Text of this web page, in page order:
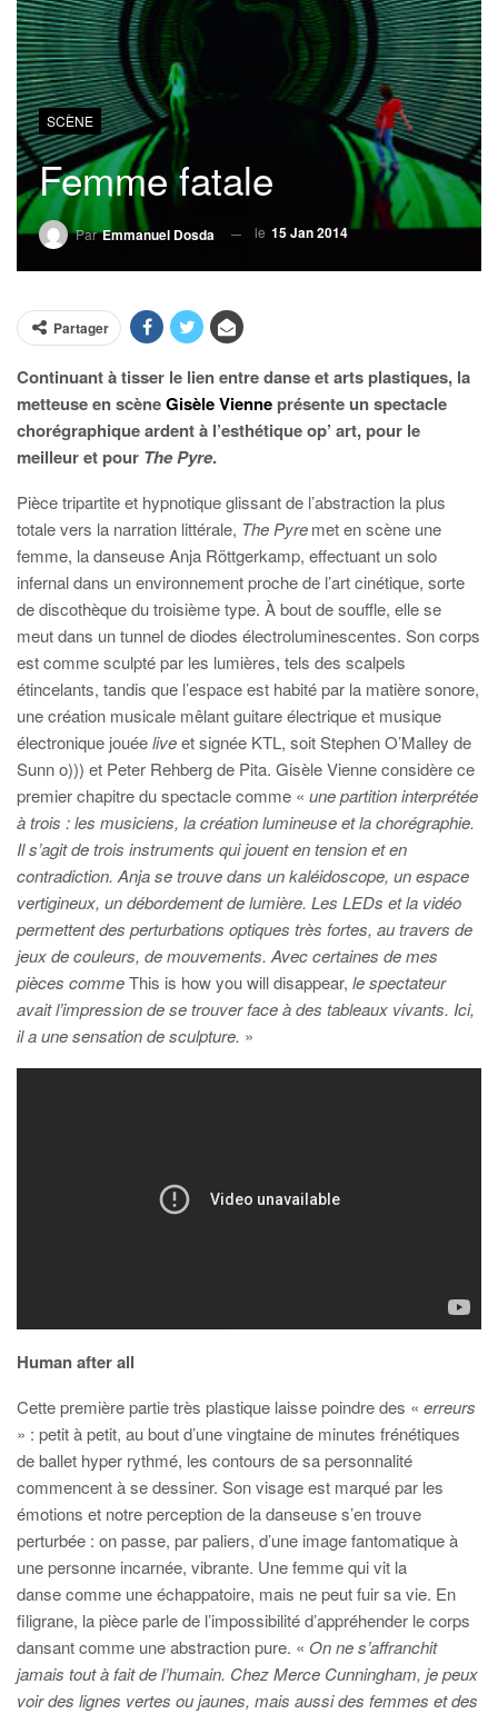
SCÈNE
Femme fatale
ParEmmanuel Dosda le 15 Jan 2014
Partager
Continuant à tisser le lien entre danse et arts plastiques, la
metteuse en scèneGisèle Vienne présente un spectacle
chorégraphique ardent à l’esthétique op’ art, pour le
meilleur et pour The Pyre.
Pièce tripartite et hypnotique glissant de l’abstraction la plus
totale vers la narration littérale, The Pyremet en scène une
femme, la danseuse Anja Röttgerkamp, effectuant un solo
infernal dans un environnement proche de l’art cinétique, sorte
de discothèque du troisième type. À bout de souffle, elle se
meut dans un tunnel de diodes électroluminescentes. Son corps
est comme sculpté par les lumières, tels des scalpels
étincelants, tandis que l’espace est habité par la matière sonore,
une création musicale mêlant guitare électrique et musique
électronique jouéeliveet signée KTL, soit Stephen O’Malley de
Sunn o))) et Peter Rehberg de Pita. Gisèle Vienne considère ce
premier chapitre du spectacle comme « une partition interprétée
à trois : les musiciens, la création lumineuse et la chorégraphie.
Il s’agit de trois instruments qui jouent en tension et en
contradiction. Anja se trouve dans un kaléidoscope, un espace
vertigineux, un débordement de lumière. Les LEDs et la vidéo
permettent des perturbations optiques très fortes, au travers de
jeux de couleurs, de mouvements. Avec certaines de mes
pièces commeThis is how you will disappear, le spectateur
avait l’impression de se trouver face à des tableaux vivants. Ici,
il a une sensation de sculpture. »
Human after all
Cette première partie très plastique laisse poindre des « erreurs
» : petit à petit, au bout d’une vingtaine de minutes frénétiques
de ballet hyper rythmé, les contours de sa personnalité
commencent à se dessiner. Son visage est marqué par les
émotions et notre perception de la danseuse s’en trouve
perturbée : on passe, par paliers, d’une image fantomatique à
une personne incarnée, vibrante. Une femme qui vit la
danse comme une échappatoire, mais ne peut fuir sa vie. En
filigrane, la pièce parle de l’impossibilité d’appréhender le corps
dansant comme une abstraction pure. « On ne s’affranchit
jamais tout à fait de l’humain. Chez Merce Cunningham, je peux
voir des lignes vertes ou jaunes, mais aussi des femmes et des